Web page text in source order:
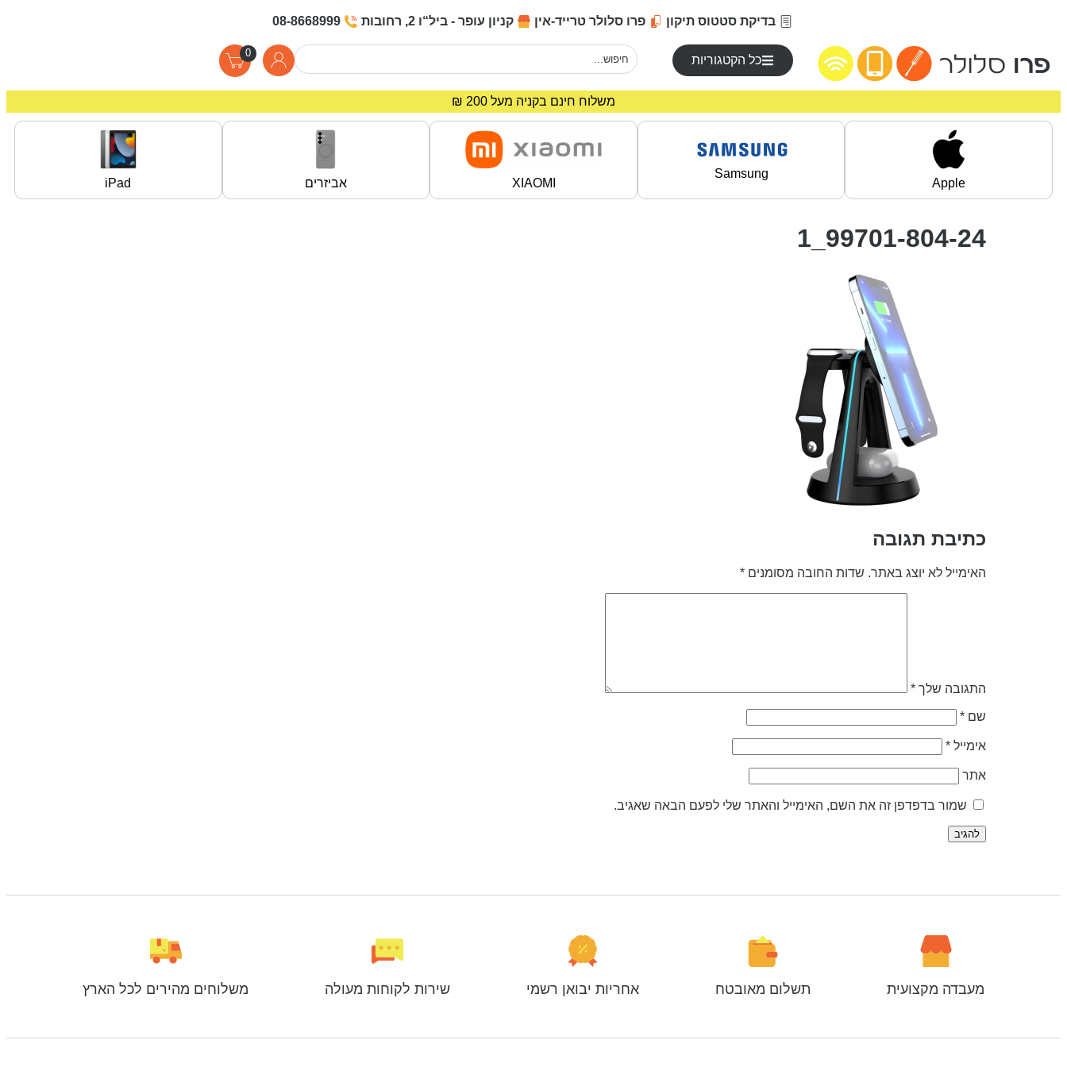
בדיקת סטטוס תיקון פרו סלולר טרייד-אין קניון עופר - ביל“ו 2, רחובות 08-8668999
כל הקטגוריות
0
משלוח חינם בקניה מעל 200 ₪
מחירים מיוחדים לרוכשים באתר!
Apple
Samsung
XIAOMI אביזרים iPad
99701-804-24_1
כתיבת תגובה
האימייל לא יוצג באתר. שדות החובה מסומנים *
התגובה שלך *
שם *
אימייל *
אתר
שמור בדפדפן זה את השם, האימייל והאתר שלי לפעם הבאה שאגיב.
מעבדה מקצועית תשלום מאובטח אחריות יבואן רשמי שירות לקוחות מעולה משלוחים מהירים לכל הארץ